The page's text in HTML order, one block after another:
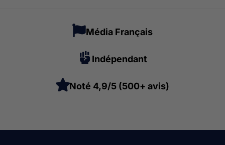
Média Français
Indépendant
Noté 4,9/5 (500+ avis)